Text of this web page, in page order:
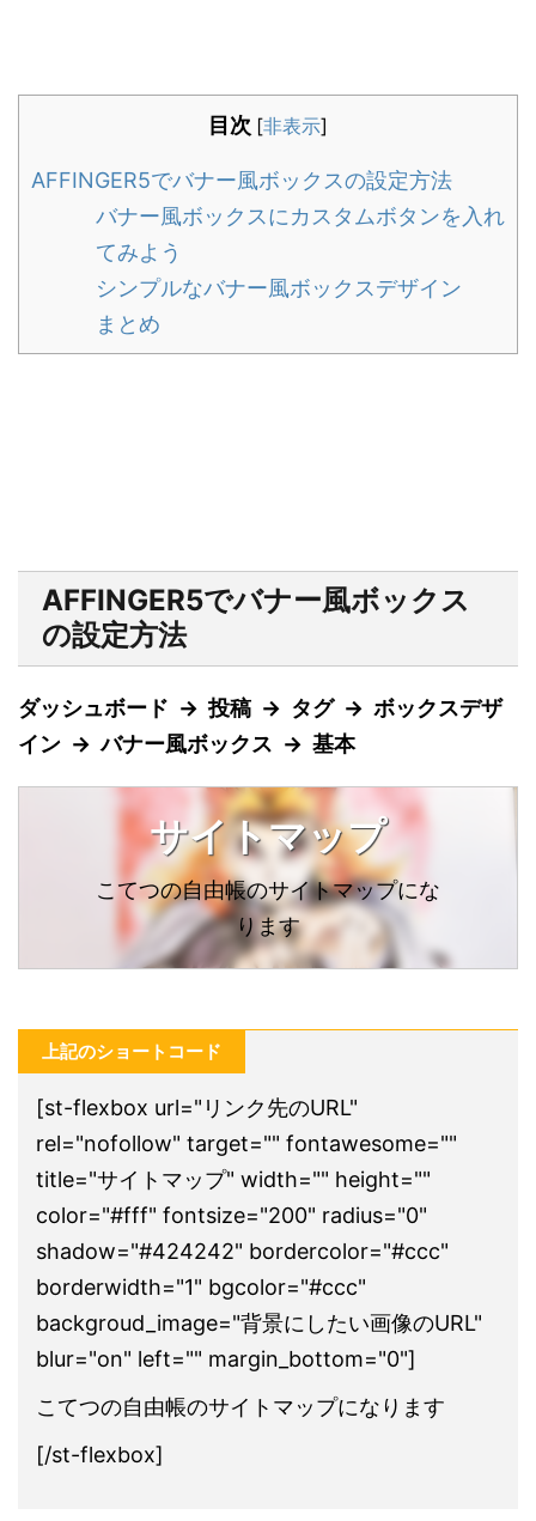
目次 [非表示]
AFFINGER5でバナー風ボックスの設定方法
バナー風ボックスにカスタムボタンを入れ
てみよう
シンプルなバナー風ボックスデザイン
まとめ
AFFINGER5でバナー風ボックス
の設定方法
ダッシュボード → 投稿 → タグ → ボックスデザ
イン → バナー風ボックス → 基本
サイトマップ
こてつの自由帳のサイトマップにな
ります
上記のショートコード
[st-flexbox url="リンク先のURL"
rel="nofollow" target="" fontawesome=""
title="サイトマップ" width="" height=""
color="#fff" fontsize="200" radius="0"
shadow="#424242" bordercolor="#ccc"
borderwidth="1" bgcolor="#ccc"
backgroud_image="背景にしたい画像のURL"
blur="on" left="" margin_bottom="0"]
こてつの自由帳のサイトマップになります
[/st-flexbox]